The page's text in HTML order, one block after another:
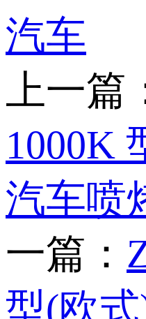
汽车
上一篇
1000K
汽车喷
一篇：
型(欧